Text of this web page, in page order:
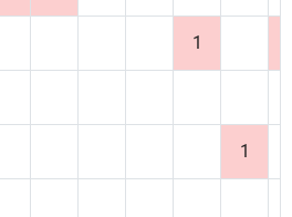
1
1